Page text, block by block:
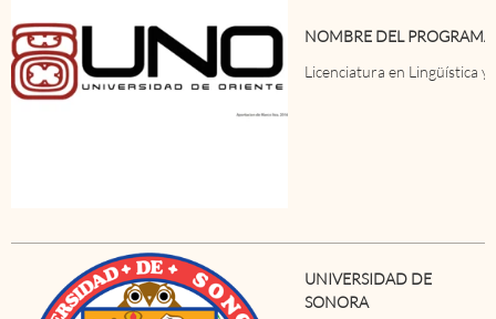
NOMBRE DEL PROGRAMA
Licenciatura en Lingüística
UNIVERSIDAD DE
SONORA